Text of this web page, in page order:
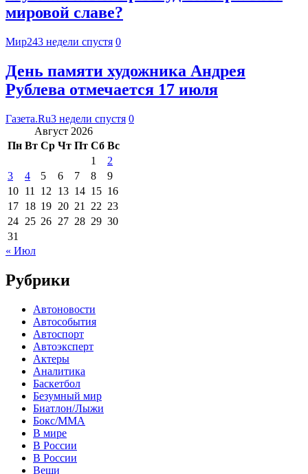
мировой славе?
Мир243 недели спустя 0
День памяти художника Андрея
Рублева отмечается 17 июля
Газета.Ru3 недели спустя 0
Август 2026
Пн Вт Ср Чт Пт Сб Вс
1
2
3
4 5 6 7 8
9
10 11 12 13 14 15 16
17 18 19 20 21 22 23
24 25 26 27 28 29 30
31
« Июл
Рубрики
Автоновости
Автособытия
Автоспорт
Автоэксперт
Актеры
Аналитика
Баскетбол
Безумный мир
Биатлон/Лыжи
Бокс/MMA
В мире
В России
В России
Вещи